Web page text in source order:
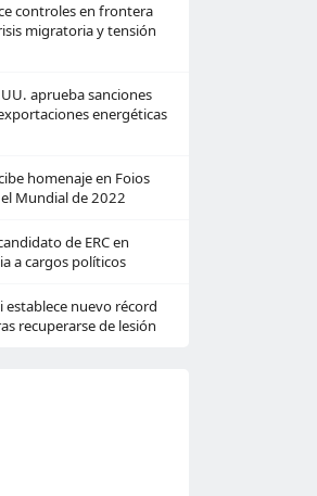
controles en frontera
migratoria y tensión
aprueba sanciones
energéticas
homenaje en Foios
Mundial de 2022
de ERC en
a cargos políticos
establece nuevo récord
recuperarse de lesión